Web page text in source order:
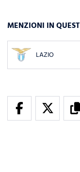
MENZIONI IN
LAZIO